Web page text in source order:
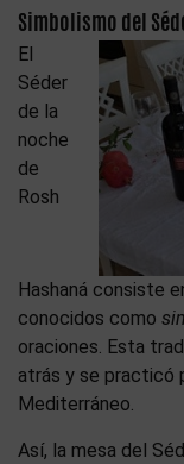
Simbolismo del
El
Séder
de la
noche
de
Rosh
Hashaná consiste
conocidos como
oraciones. Esta
atrás y se practicó
Mediterráneo.
Así, la mesa del